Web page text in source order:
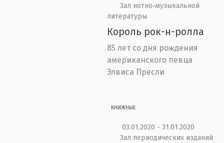
Зал нотно-музыкальной
литературы
Король рок-н-ролла
85 лет со дня рождения
американского певца
Элвиса Пресли
КНИЖНЫЕ
03.01.2020 - 31.01.2020
Зал периодических изданий